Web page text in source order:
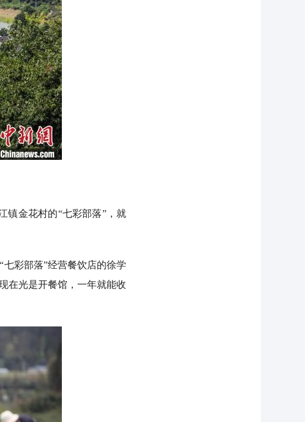
金花村的“七彩部落”，就
彩部落”经营餐饮店的徐学
在光是开餐馆，一年就能收